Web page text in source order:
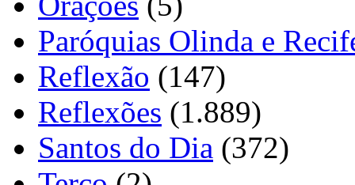
Paróquias Olinda e
Reflexão (147)
Reflexões (1.889)
Santos do Dia (372)